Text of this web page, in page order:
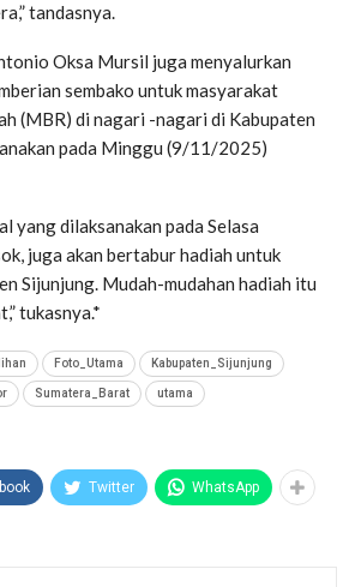
tandasnya.
Oksa Mursil juga menyalurkan
sembako untuk masyarakat
(MBR) di nagari -nagari di Kabupaten
pada Minggu (9/11/2025)
yang dilaksanakan pada Selasa
juga akan bertabur hadiah untuk
Sijunjung. Mudah-mudahan hadiah itu
tukasnya.*
Foto_Utama Kabupaten_Sijunjung
Sumatera_Barat utama
Twitter WhatsApp